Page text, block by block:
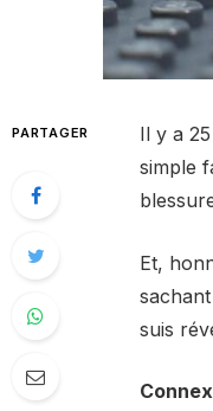
PARTAGER
Il y a
simple
Et,
suis